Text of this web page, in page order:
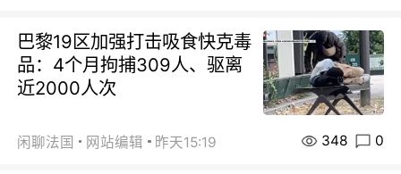
巴黎19区加强打击吸食快克毒
品：4个月拘捕309人、驱离
近2000人次
闲聊法国 网站编辑 昨天15:19 348 0